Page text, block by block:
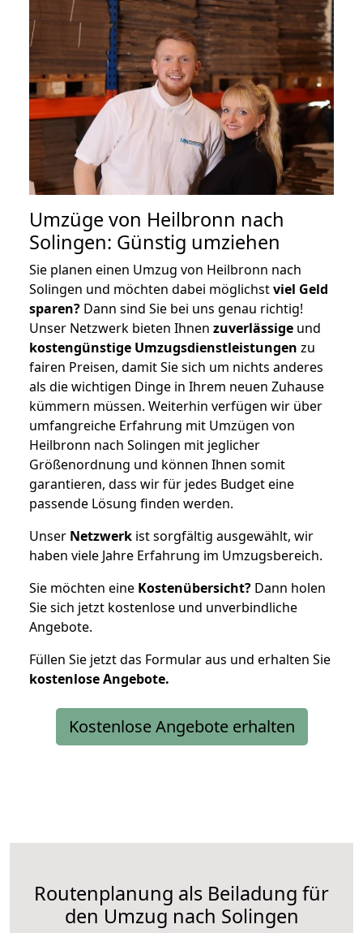
Umzüge von Heilbronn nach
Solingen: Günstig umziehen
Sie planen einen Umzug von Heilbronn nach
Solingen und möchten dabei möglichstviel Geld
sparen? Dann sind Sie bei uns genau richtig!
Unser Netzwerk bieten Ihnen zuverlässige und
kostengünstige Umzugsdienstleistungen zu
fairen Preisen, damit Sie sich um nichts anderes
als die wichtigen Dinge in Ihrem neuen Zuhause
kümmern müssen. Weiterhin verfügen wir über
umfangreiche Erfahrung mit Umzügen von
Heilbronn nach Solingen mit jeglicher
Größenordnung und können Ihnen somit
garantieren, dass wir für jedes Budget eine
passende Lösung finden werden.
Unser Netzwerk ist sorgfältig ausgewählt, wir
haben viele Jahre Erfahrung im Umzugsbereich.
Sie möchten eine Kostenübersicht? Dann holen
Sie sich jetzt kostenlose und unverbindliche
Angebote.
Füllen Sie jetzt das Formular aus und erhalten Sie
kostenloseAngebote.
Kostenlose Angebote erhalten
Routenplanung als Beiladung für
den Umzug nach Solingen